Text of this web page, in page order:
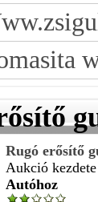
Rugó erősítő
Aukció
Autóhoz